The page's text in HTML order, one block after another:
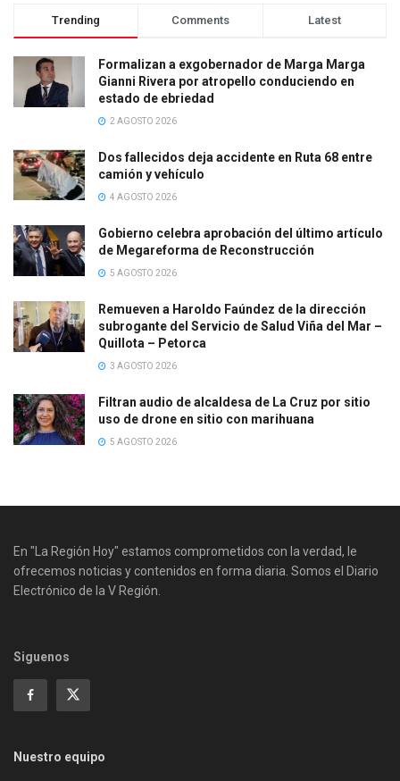
Trending Comments Latest
Formalizan a exgobernador de Marga Marga
Gianni Rivera por atropello conduciendo en
estado de ebriedad
2 AGOSTO 2026
Dos fallecidos deja accidente en Ruta 68 entre
camión y vehículo
4 AGOSTO 2026
Gobierno celebra aprobación del último artículo
de Megareforma de Reconstrucción
5 AGOSTO 2026
Remueven a Haroldo Faúndez de la dirección
subrogante del Servicio de Salud Viña del Mar –
Quillota – Petorca
3 AGOSTO 2026
Filtran audio de alcaldesa de La Cruz por sitio
uso de drone en sitio con marihuana
5 AGOSTO 2026
En "La Región Hoy" estamos comprometidos con la verdad, le
ofrecemos noticias y contenidos en forma diaria. Somos el Diario
Electrónico de la V Región.
Siguenos
Nuestro equipo